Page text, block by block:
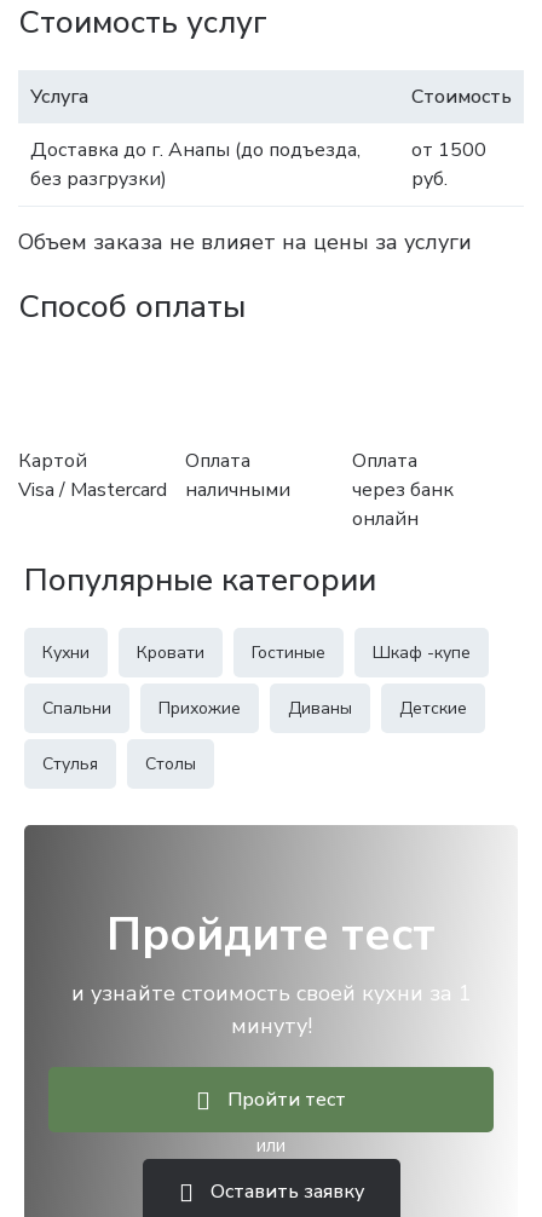
Стоимость услуг
Услуга
Стоимость
Доставка до г. Анапы (до подъезда,
без разгрузки)
от 1500
руб.
Объем заказа не влияет на цены за услуги
Способ оплаты
Картой
Visa / Mastercard
Оплата
наличными
Оплата
через банк
онлайн
Популярные категории
Кухни Кровати Гостиные Шкаф -купе
Спальни Прихожие Диваны Детские
Стулья Столы
Пройдите тест
и узнайте стоимость своей кухни за 1
минуту!
Пройти тест
или
Оставить заявку